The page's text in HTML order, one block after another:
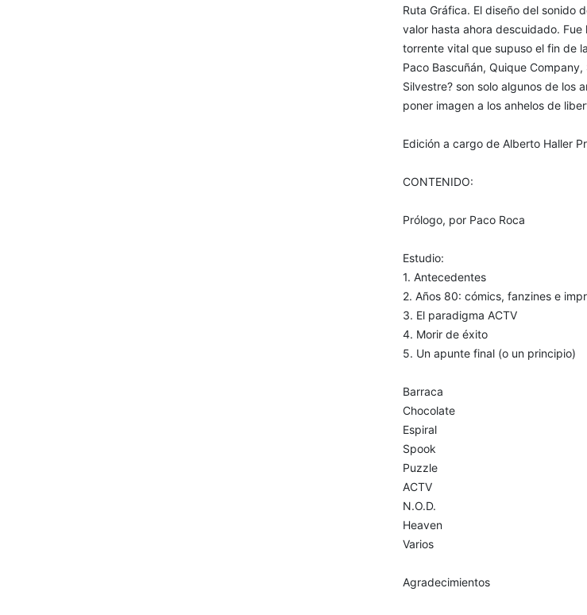
Ruta Gráfica. El diseño del sonido
valor hasta ahora descuidado.
torrente vital que supuso el fin de
Paco Bascuñán, Quique
Silvestre? son solo algunos de los
poner imagen a los anhelos de
Edición a cargo de Alberto Haller
CONTENIDO:
Prólogo, por Paco Roca
Estudio:
1. Antecedentes
2. Años 80: cómics, fanzines e
3. El paradigma ACTV
4. Morir de éxito
5. Un apunte final (o un principio)
Barraca
Chocolate
Espiral
Spook
Puzzle
ACTV
N.O.D.
Heaven
Varios
Agradecimientos